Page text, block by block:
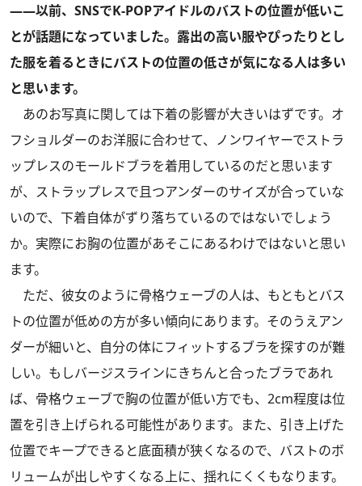
――以前、SNSでK-POPアイドルのバストの位置が低いこ
とが話題になっていました。露出の高い服やぴったりとし
た服を着るときにバストの位置の低さが気になる人は多い
と思います。
あのお写真に関しては下着の影響が大きいはずです。オ
フショルダーのお洋服に合わせて、ノンワイヤーでストラ
ップレスのモールドブラを着用しているのだと思います
が、ストラップレスで且つアンダーのサイズが合っていな
いので、下着自体がずり落ちているのではないでしょう
か。実際にお胸の位置があそこにあるわけではないと思い
ます。
ただ、彼女のように骨格ウェーブの人は、もともとバス
トの位置が低めの方が多い傾向にあります。そのうえアン
ダーが細いと、自分の体にフィットするブラを探すのが難
しい。もしバージスラインにきちんと合ったブラであれ
ば、骨格ウェーブで胸の位置が低い方でも、2cm程度は位
置を引き上げられる可能性があります。また、引き上げた
位置でキープできると底面積が狭くなるので、バストのボ
リュームが出しやすくなる上に、揺れにくくもなります。